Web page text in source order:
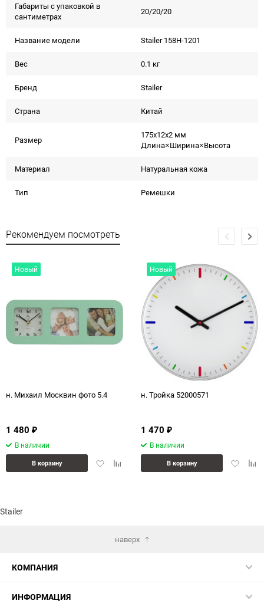
Габариты с упаковкой в
сантиметрах
20/20/20
Название модели Stailer 158H-1201
Вес 0.1 кг
Бренд Stailer
Страна Китай
Размер
175x12x2 мм
Длина×Ширина×Высота
Материал Натуральная кожа
Тип Ремешки
Рекомендуем посмотреть
Новый
н. Михаил Москвин фото 5.4
1 480 ₽
В наличии
ДобавитьДобавить
В корзину
Новый
н. Тройка 52000571
1 470 ₽
В наличии
В корзину
Stailer
наверх
КОМПАНИЯ
ИНФОРМАЦИЯ